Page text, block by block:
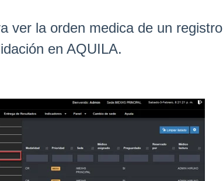
ver la orden medica de un registro
en AQUILA.